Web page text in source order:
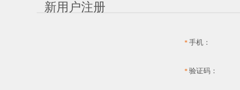
新用户注册
* 手机：
* 验证码：